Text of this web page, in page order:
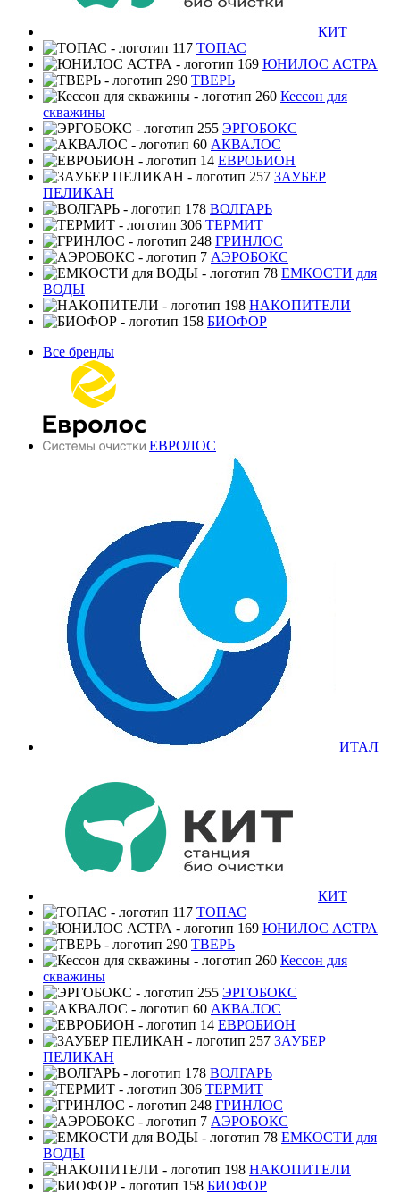
КИТ
ТОПАС
ЮНИЛОС АСТРА
ТВЕРЬ
Кессон для
скважины
ЭРГОБОКС
АКВАЛОС
ЕВРОБИОН
ЗАУБЕР
ПЕЛИКАН
ВОЛГАРЬ
ТЕРМИТ
ГРИНЛОС
АЭРОБОКС
ЕМКОСТИ для
ВОДЫ
НАКОПИТЕЛИ
БИОФОР
Все бренды
ЕВРОЛОС
ИТАЛ
КИТ
ТОПАС
ЮНИЛОС АСТРА
ТВЕРЬ
Кессон для
скважины
ЭРГОБОКС
АКВАЛОС
ЕВРОБИОН
ЗАУБЕР
ПЕЛИКАН
ВОЛГАРЬ
ТЕРМИТ
ГРИНЛОС
АЭРОБОКС
ЕМКОСТИ для
ВОДЫ
НАКОПИТЕЛИ
БИОФОР